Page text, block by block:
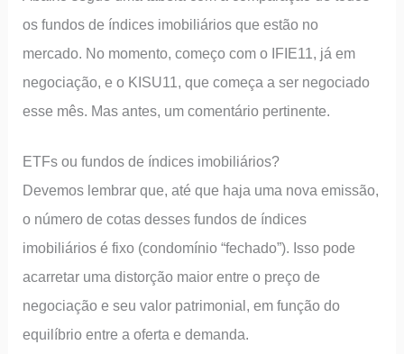
os fundos de índices imobiliários que estão no
mercado. No momento, começo com o IFIE11, já em
negociação, e o KISU11, que começa a ser negociado
esse mês. Mas antes, um comentário pertinente.
ETFs ou fundos de índices imobiliários?
Devemos lembrar que, até que haja uma nova emissão,
o número de cotas desses fundos de índices
imobiliários é fixo (condomínio “fechado”). Isso pode
acarretar uma distorção maior entre o preço de
negociação e seu valor patrimonial, em função do
equilíbrio entre a oferta e demanda.